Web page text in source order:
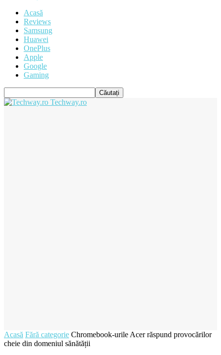
Acasă
Reviews
Samsung
Huawei
OnePlus
Apple
Google
Gaming
Techway.ro
Acasă Fără categorie Chromebook-urile Acer răspund provocărilor
cheie din domeniul sănătății